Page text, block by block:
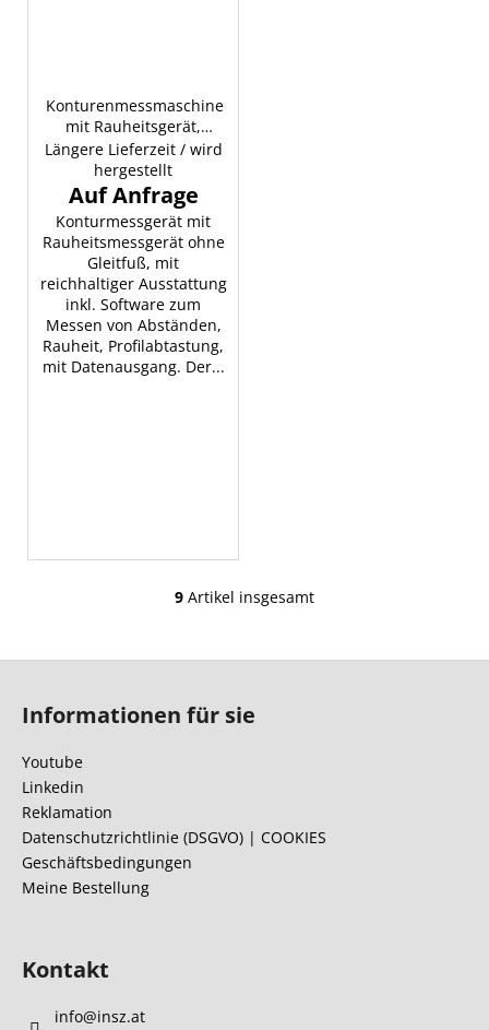
Konturenmessmaschine
mit Rauheitsgerät,
INSIZE SPM-2000
Längere Lieferzeit / wird
hergestellt
Konturmessgerät mit
Rauheitsmessgerät ohne
Gleitfuß, mit
reichhaltiger Ausstattung
inkl. Software zum
Messen von Abständen,
Rauheit, Profilabtastung,
mit Datenausgang. Der...
S
e
r
e
9 Artikel insgesamt
Informationen für sie
Youtube
Linkedin
Reklamation
Datenschutzrichtlinie (DSGVO) | COOKIES
Geschäftsbedingungen
Meine Bestellung
Kontakt
info@insz.at